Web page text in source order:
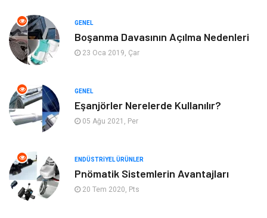
Yapı İnşaat
Emlak Maden ve Metal
Mobilya Hizmet
Endüstriyel Ürünler
Aksesuar Bahçe Ev
Ambalaj
GENEL
Boşanma Davasının Açılma Nedenleri
23 Oca 2019, Çar
GENEL
Eşanjörler Nerelerde Kullanılır?
05 Ağu 2021, Per
ENDÜSTRIYEL ÜRÜNLER
Pnömatik Sistemlerin Avantajları
20 Tem 2020, Pts